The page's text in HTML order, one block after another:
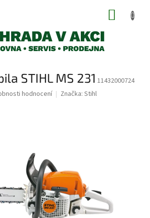
STIHL MS 231 11432000724
hodnocení Značka: Stihl